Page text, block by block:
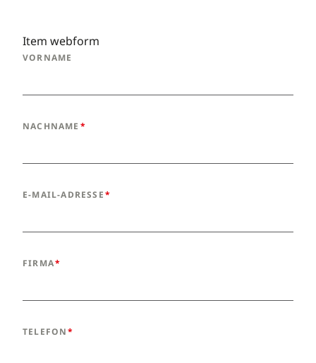
Item webform
VORNAME
NACHNAME
E-MAIL-ADRESSE
FIRMA
TELEFON